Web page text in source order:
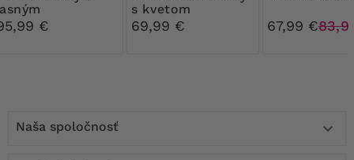
dielom
€
s kvetom
69,99 € 67,99 €
Naša spoločnosť 